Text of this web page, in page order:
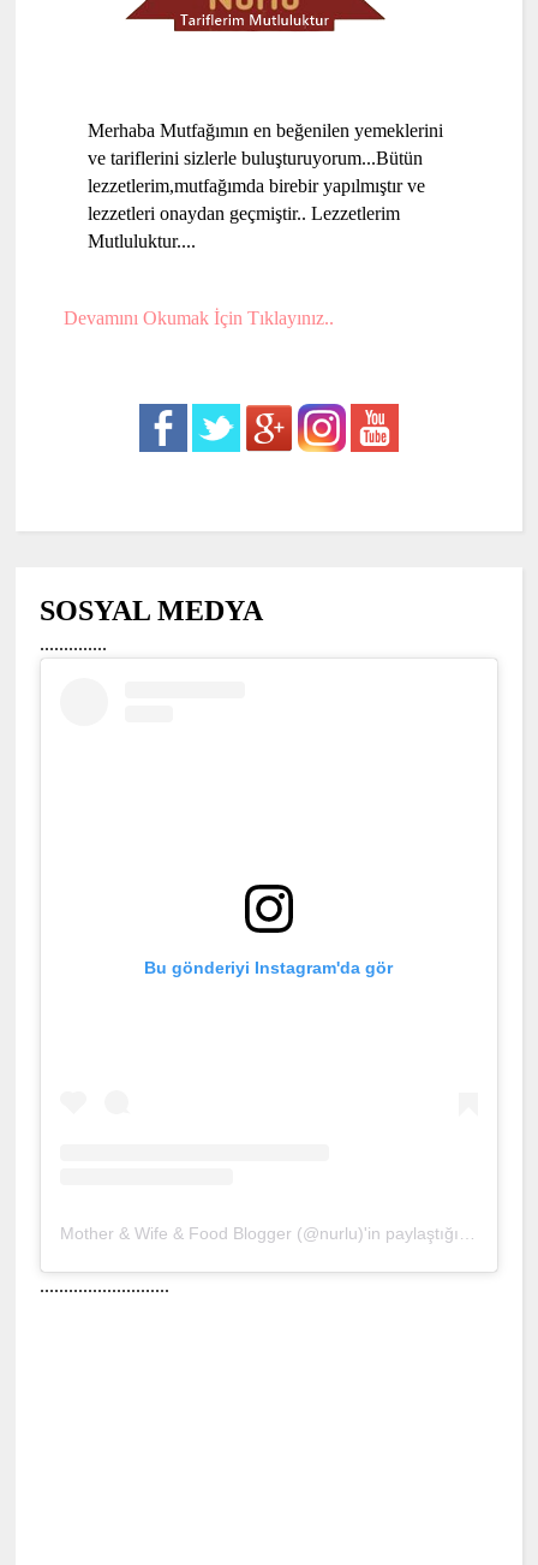
Merhaba Mutfağımın en beğenilen yemeklerini
ve tariflerini sizlerle buluşturuyorum...Bütün
lezzetlerim,mutfağımda birebir yapılmıştır ve
lezzetleri onaydan geçmiştir.. Lezzetlerim
Mutluluktur....
Devamını Okumak İçin Tıklayınız..
SOSYAL MEDYA
..............
Bu gönderiyi Instagram'da gör
...........................